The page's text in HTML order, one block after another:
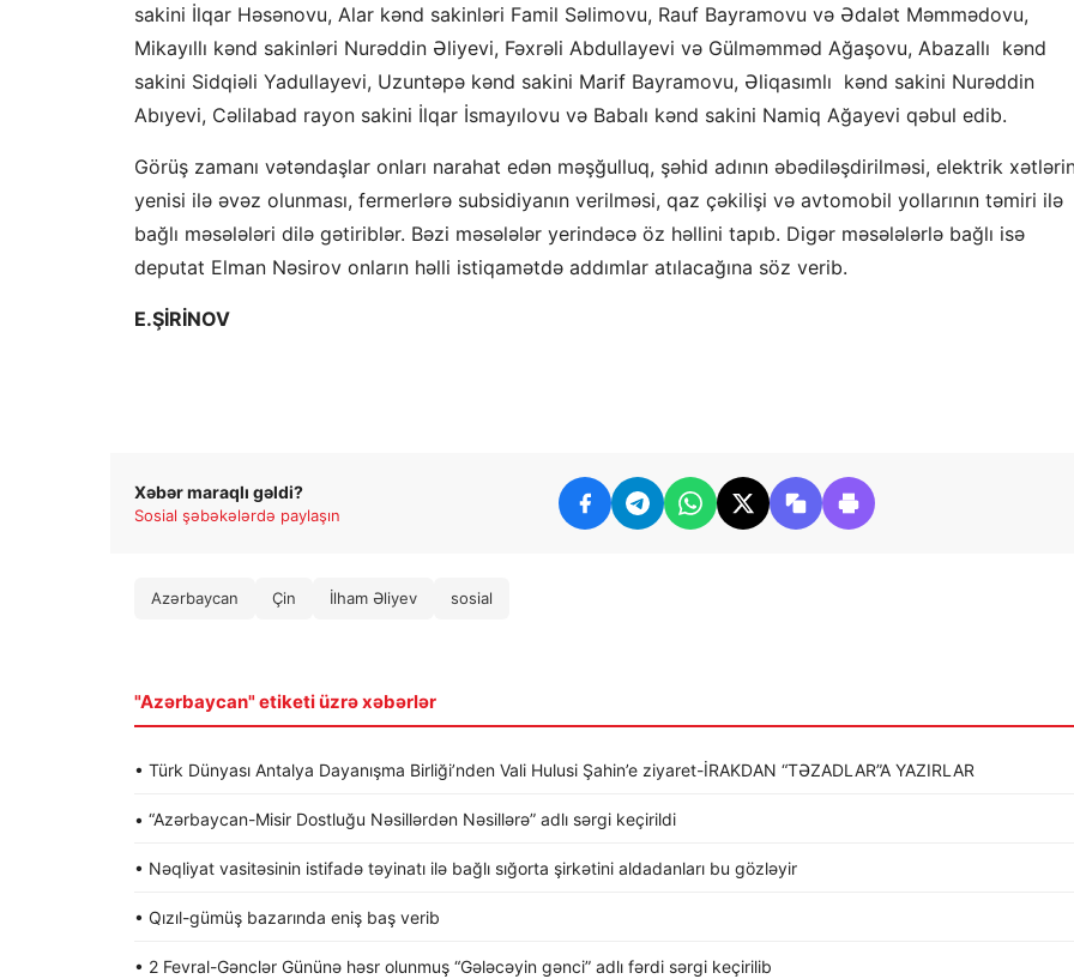
sakini İlqar Həsənovu, Alar kənd sakinləri Famil Səlimovu, Rauf Bayramovu və Ədalət Məmmədovu,
Mikayıllı kənd sakinləri Nurəddin Əliyevi, Fəxrəli Abdullayevi və Gülməmməd Ağaşovu, Abazallı kənd
sakini Sidqiəli Yadullayevi, Uzuntəpə kənd sakini Marif Bayramovu, Əliqasımlı kənd sakini Nurəddin
Abıyevi, Cəlilabad rayon sakini İlqar İsmayılovu və Babalı kənd sakini Namiq Ağayevi qəbul edib.
Görüş zamanı vətəndaşlar onları narahat edən məşğulluq, şəhid adının əbədiləşdirilməsi, elektrik
yenisi ilə əvəz olunması, fermerlərə subsidiyanın verilməsi, qaz çəkilişi və avtomobil yollarının təmiri ilə
bağlı məsələləri dilə gətiriblər. Bəzi məsələlər yerindəcə öz həllini tapıb. Digər məsələlərlə bağlı isə
deputat Elman Nəsirov onların həlli istiqamətdə addımlar atılacağına söz verib.
E.ŞİRİNOV
Xəbər maraqlı gəldi?
Sosial şəbəkələrdə paylaşın
Azərbaycan Çin İlham Əliyev sosial
"Azərbaycan" etiketi üzrə xəbərlər
• Türk Dünyası Antalya Dayanışma Birliği’nden Vali Hulusi Şahin’e ziyaret-İRAKDAN “TƏZADLAR”A YAZIRLAR
• “Azərbaycan-Misir Dostluğu Nəsillərdən Nəsillərə” adlı sərgi keçirildi
• Nəqliyat vasitəsinin istifadə təyinatı ilə bağlı sığorta şirkətini aldadanları bu gözləyir
• Qızıl-gümüş bazarında eniş baş verib
• 2 Fevral-Gənclər Gününə həsr olunmuş “Gələcəyin gənci” adlı fərdi sərgi keçirilib